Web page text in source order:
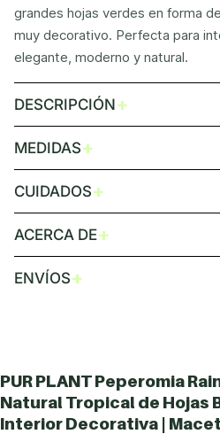
grandes hojas verdes en forma
muy decorativo. Perfecta para
elegante, moderno y natural.
DESCRIPCIÓN+
MEDIDAS+
CUIDADOS+
ACERCA DE+
ENVÍOS+
PUR PLANT Peperomia
Natural Tropical de Hojas
Interior Decorativa |